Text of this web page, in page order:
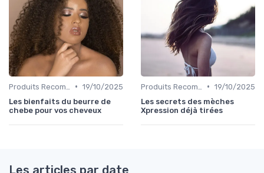
• 19/10/2025
Les bienfaits du beurre de
chebe pour vos cheveux
• 19/10/2025
Les secrets des mèches
Xpression déjà tirées
Les articles par date